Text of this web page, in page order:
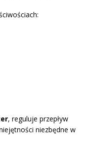
, reguluje przepływ
niezbędne w